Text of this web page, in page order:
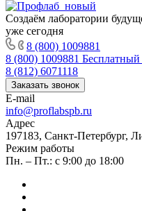
Создаём лаборатории
уже сегодня
8 (800) 1009881
8 (800) 1009881 Бесплатный
8 (812) 6071118
Заказать звонок
E-mail
info@proflabspb.ru
Адрес
197183, Санкт-Петербург,
Режим работы
Пн. – Пт.: с 9:00 до 18:00